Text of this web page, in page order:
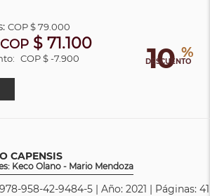
10 %
DESCUENTO
COP$ 79.000
COP$ 71.100
COP $ -7.900
CAPENSIS
Keco Olano - Mario Mendoza
958-42-9484-5 | Año: 2021 | Páginas: 41